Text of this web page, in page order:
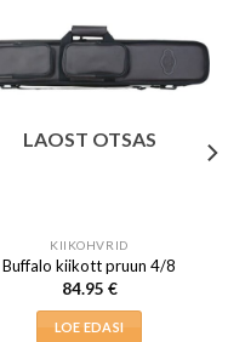
LAOST OTSAS
KIIKOHVRID
Buffalo kiikott pruun 4/8
84.95 €
LOE EDASI